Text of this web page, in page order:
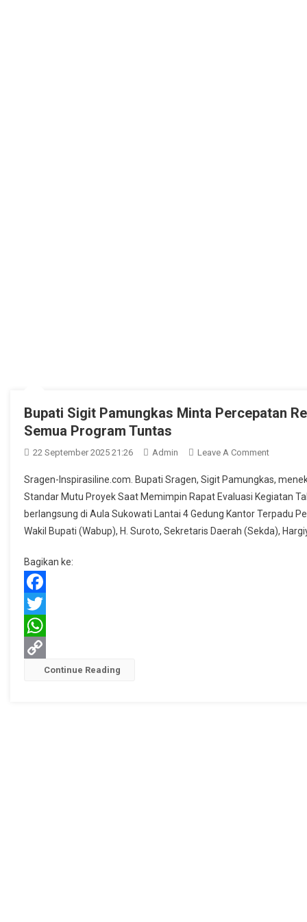
Bupati Sigit Pamungkas Minta Percepatan
Semua Program Tuntas
22 September 2025 21:26 Admin Leave A CommentOn
Sigit
Minta
Sragen-Inspirasiline.com. Bupati Sragen, Sigit Pamungkas,
Standar Mutu Proyek Saat Memimpin Rapat Evaluasi Kegiatan
berlangsung di Aula Sukowati Lantai 4 Gedung Kantor Terpadu
Wakil Bupati (Wabup), H. Suroto, Sekretaris Daerah (Sekda),
Bagikan ke:
Facebook
Twitter
WhatsApp
CopyContinue Reading